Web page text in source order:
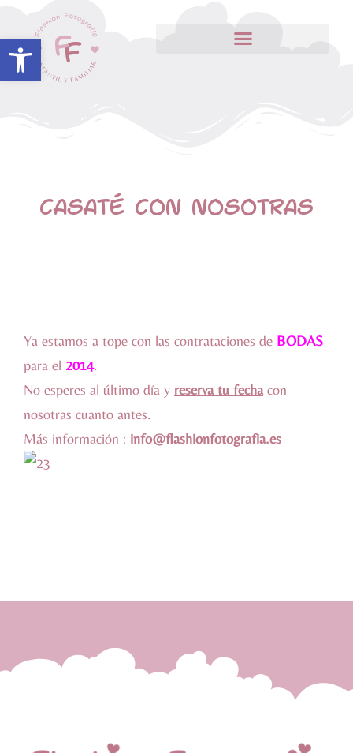
Abrir barra de herramientas
CASATÉ CON NOSOTRAS
Ya estamos a tope con las contrataciones de BODAS
para el 2014.
No esperes al último día y reserva tu fecha con
nosotras cuanto antes.
Más información : info@flashionfotografia.es